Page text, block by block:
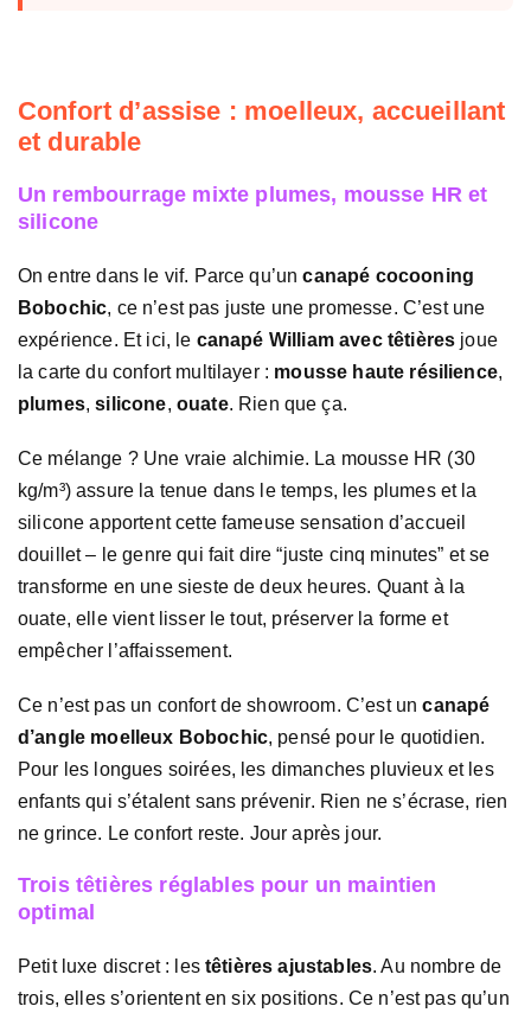
Confort d’assise : moelleux, accueillant
et durable
Un rembourrage mixte plumes, mousse HR et
silicone
On entre dans le vif. Parce qu’uncanapé cocooning
Bobochic, ce n’est pas juste une promesse. C’est une
expérience. Et ici, le canapé William avec têtières joue
la carte du confort multilayer : mousse haute résilience,
plumes,silicone, ouate. Rien que ça.
Ce mélange ? Une vraie alchimie. La mousse HR (30
kg/m³) assure la tenue dans le temps, les plumes et la
silicone apportent cette fameuse sensation d’accueil
douillet – le genre qui fait dire “juste cinq minutes” et se
transforme en une sieste de deux heures. Quant à la
ouate, elle vient lisser le tout, préserver la forme et
empêcher l’affaissement.
Ce n’est pas un confort de showroom. C’est uncanapé
d’angle moelleux Bobochic, pensé pour le quotidien.
Pour les longues soirées, les dimanches pluvieux et les
enfants qui s’étalent sans prévenir. Rien ne s’écrase, rien
ne grince. Le confort reste. Jour après jour.
Trois têtières réglables pour un maintien
optimal
Petit luxe discret : les têtières ajustables. Au nombre de
trois, elles s’orientent en six positions. Ce n’est pas qu’un